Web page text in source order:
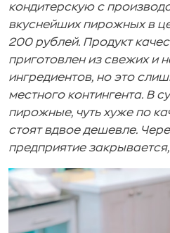
кондитерскую с
вкуснейших пирожных в
200 рублей. Продукт
приготовлен из свежих и
ингредиентов, но это
местного контингента. В
пирожные, чуть хуже по
стоят вдвое дешевле.
предприятие